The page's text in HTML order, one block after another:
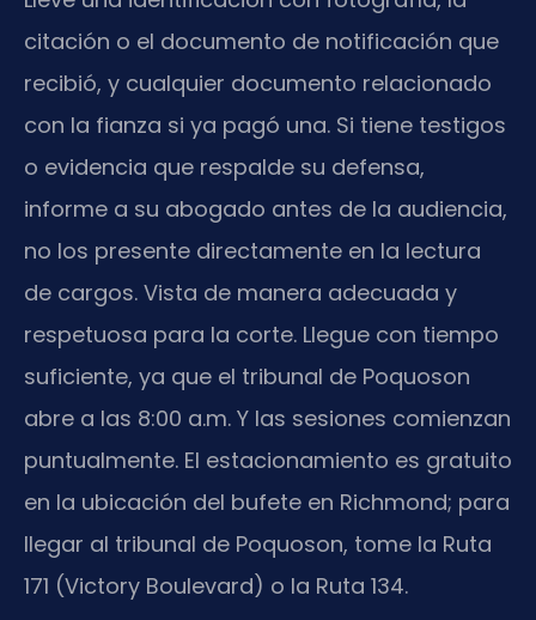
citación o el documento de notificación que
recibió, y cualquier documento relacionado
con la fianza si ya pagó una. Si tiene testigos
o evidencia que respalde su defensa,
informe a su abogado antes de la audiencia,
no los presente directamente en la lectura
de cargos. Vista de manera adecuada y
respetuosa para la corte. Llegue con tiempo
suficiente, ya que el tribunal de Poquoson
abre a las 8:00 a.m. Y las sesiones comienzan
puntualmente. El estacionamiento es gratuito
en la ubicación del bufete en Richmond; para
llegar al tribunal de Poquoson, tome la Ruta
171 (Victory Boulevard) o la Ruta 134.